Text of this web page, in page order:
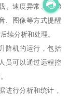
、速度异常、电梯
、图像等方式提醒
续分析和处理。
降机的运行，包括
员可以通过远程控
进行分析和统计，